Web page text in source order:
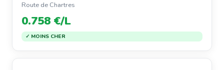
Route de Chartres
0.758 €/L
✓ MOINS CHER